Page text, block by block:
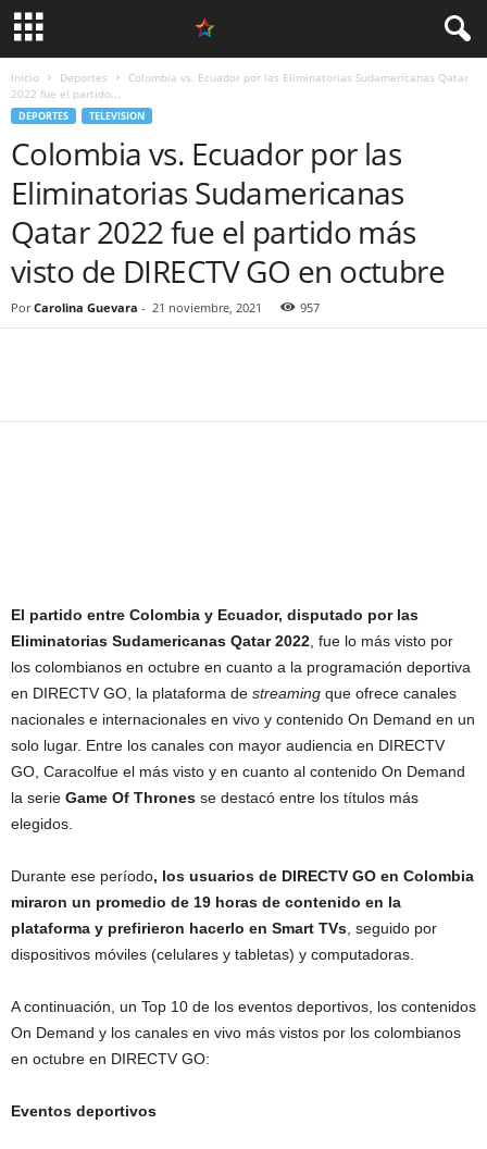
Inicio Deportes
Colombia vs. Ecuador por las Eliminatorias Sudamericanas Qatar
2022 fue el partido...
DEPORTES TELEVISION
Colombia vs. Ecuador por las
Eliminatorias Sudamericanas
Qatar 2022 fue el partido más
visto de DIRECTV GO en octubre
Por Carolina Guevara - 21 noviembre, 2021 957
El partido entre Colombia y Ecuador, disputado por las
Eliminatorias Sudamericanas Qatar 2022, fue lo más visto por
los colombianos en octubre en cuanto a la programación deportiva
en DIRECTV GO, la plataforma de streaming que ofrece canales
nacionales e internacionales en vivo y contenido On Demand en un
solo lugar. Entre los canales con mayor audiencia en DIRECTV
GO, Caracolfue el más visto y en cuanto al contenido On Demand
la serie Game Of Thrones se destacó entre los títulos más
elegidos.
Durante ese período, los usuarios de DIRECTV GO en Colombia
miraron un promedio de 19 horas de contenido en la
plataforma y prefirieron hacerlo en Smart TVs, seguido por
dispositivos móviles (celulares y tabletas) y computadoras.
A continuación, un Top 10 de los eventos deportivos, los contenidos
On Demand y los canales en vivo más vistos por los colombianos
en octubre en DIRECTV GO:
Eventos deportivos